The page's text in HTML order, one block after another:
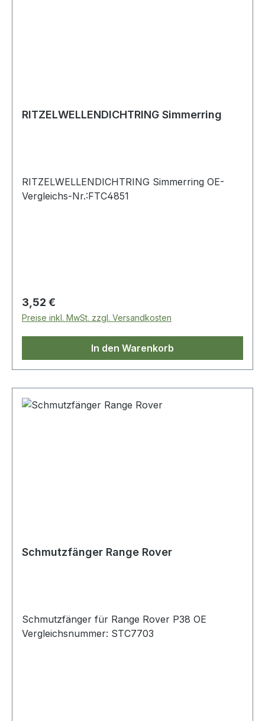
RITZELWELLENDICHTRING Simmerring
RITZELWELLENDICHTRING Simmerring OE-
Vergleichs-Nr.:FTC4851
Regulärer Preis:
3,52 €
Preise inkl. MwSt. zzgl. Versandkosten
In den Warenkorb
Schmutzfänger Range Rover
Schmutzfänger für Range Rover P38 OE
Vergleichsnummer: STC7703